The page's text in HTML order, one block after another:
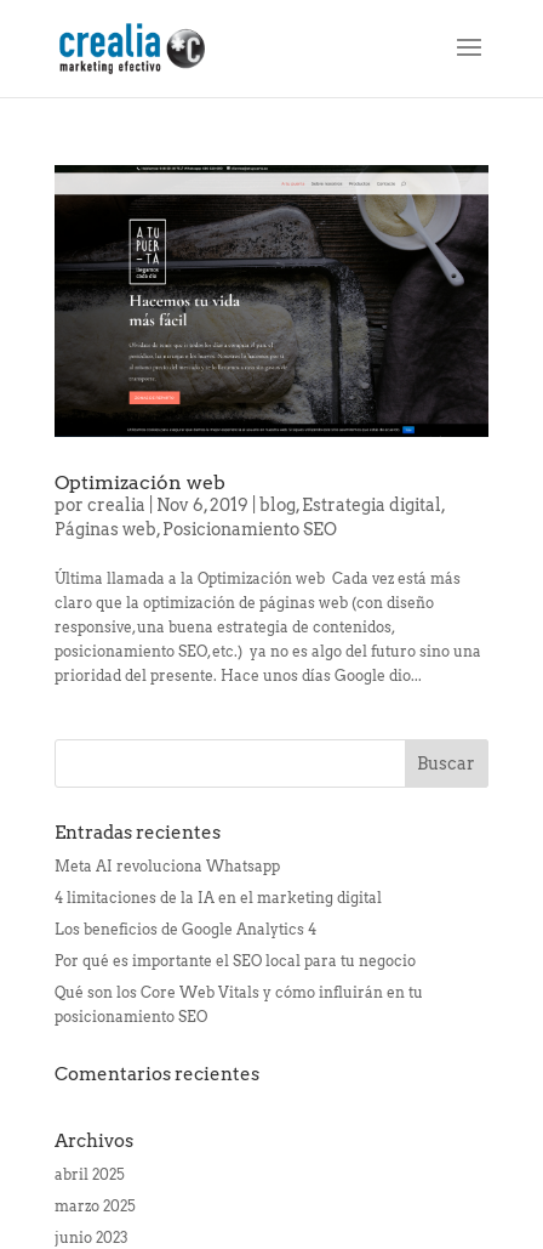
Optimización web
por crealia Nov 6, 2019 blog,Estrategia digital,
Páginas web,Posicionamiento SEO
Última llamada a la Optimización web Cada vez está más
claro que la optimización de páginas web (con diseño
responsive, una buena estrategia de contenidos,
posicionamiento SEO, etc.) ya no es algo del futuro sino una
prioridad del presente. Hace unos días Google dio...
Entradas recientes
Meta AI revoluciona Whatsapp
4 limitaciones de la IA en el marketing digital
Los beneficios de Google Analytics 4
Por qué es importante el SEO local para tu negocio
Qué son los Core Web Vitals y cómo influirán en tu
posicionamiento SEO
Comentarios recientes
Archivos
abril 2025
marzo 2025
junio 2023